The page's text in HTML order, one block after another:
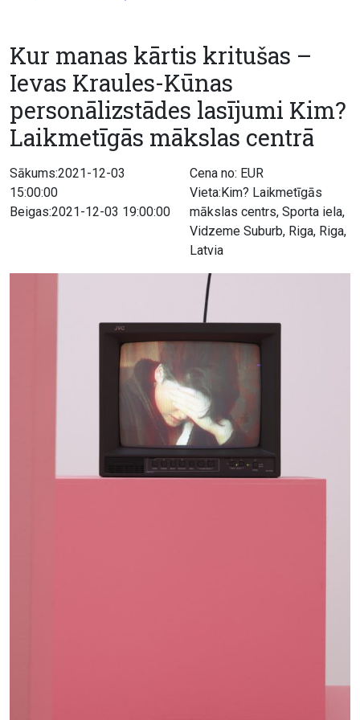
Kur manas kārtis kritušas –
Ievas Kraules-Kūnas
personālizstādes lasījumi Kim?
Laikmetīgās mākslas centrā
Sākums:2021-12-03
15:00:00
Beigas:2021-12-03 19:00:00
Cena no: EUR
Vieta:Kim? Laikmetīgās
mākslas centrs, Sporta iela,
Vidzeme Suburb, Riga, Riga,
Latvia